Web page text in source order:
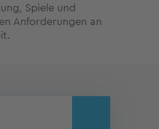
Spiele und
Anforderungen an